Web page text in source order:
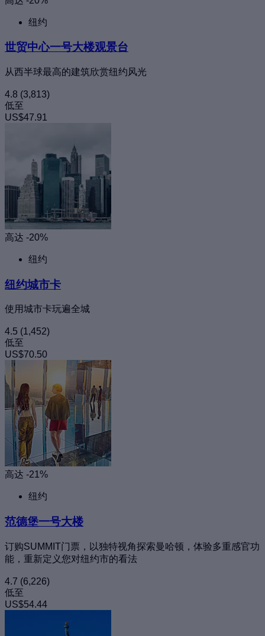
纽约
世贸中心一号大楼观景台
从西半球最高的建筑欣赏纽约风光
4.8 (3,813)
低至
US$47.91
高达 -20%
纽约
纽约城市卡
使用城市卡玩遍全城
4.5 (1,452)
低至
US$70.50
高达 -21%
纽约
范德堡一号大楼
订购SUMMIT门票，以独特视角探索曼哈顿，体验多重感官功
能，重新定义您对纽约市的看法
4.7 (6,226)
低至
US$54.44